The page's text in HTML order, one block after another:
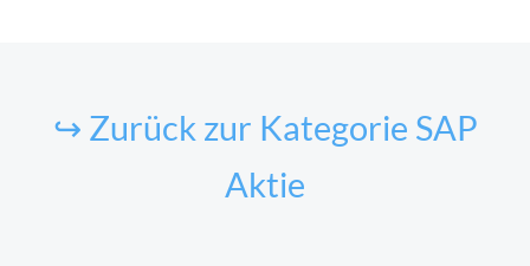
↪ Zurück zur Kategorie SAP
Aktie